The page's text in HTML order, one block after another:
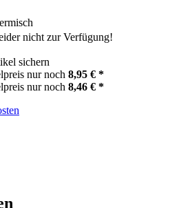
nicht zur Verfügung!
sichern
nur noch 8,95 € *
nur noch 8,46 € *